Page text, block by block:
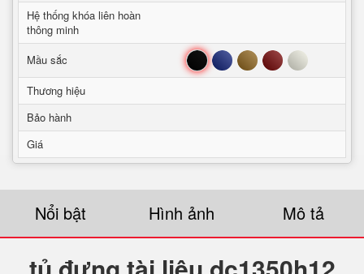
Hệ thống khóa liên hoàn
thông minh
Mầu sắc
Đen Xanh Nâu Đỏ Trắng
Thương hiệu
Bảo hành
Giá
Nổi bật Hình ảnh Mô tả